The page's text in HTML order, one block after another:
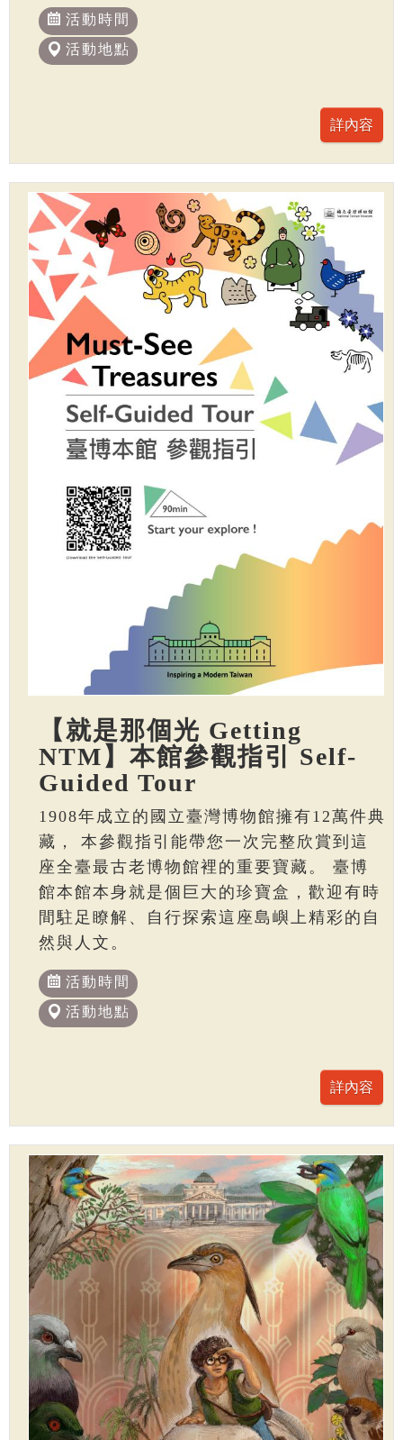
活動時間
活動地點
【就是那個光 Getting
NTM】本館參觀指引 Self-
Guided Tour
1908年成立的國立臺灣博物館擁有12萬件典
藏， 本參觀指引能帶您一次完整欣賞到這
座全臺最古老博物館裡的重要寶藏。 臺博
館本館本身就是個巨大的珍寶盒，歡迎有時
間駐足瞭解、自行探索這座島嶼上精彩的自
然與人文。
活動時間
活動地點